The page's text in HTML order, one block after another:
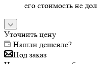
его стоимость не
Уточнить цену
Нашли дешевле?
Под заказ